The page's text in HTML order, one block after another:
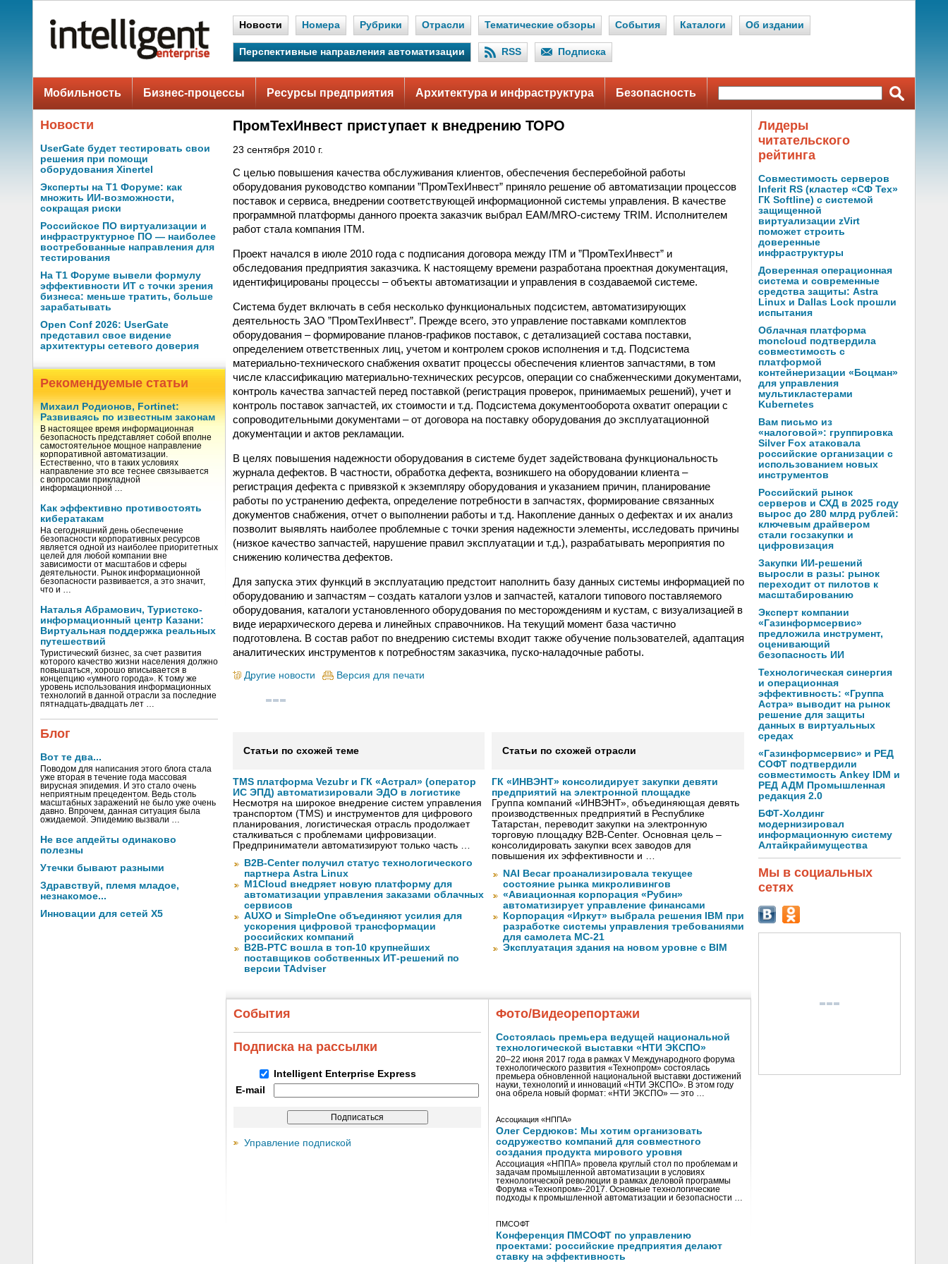
Новости Номера Рубрики Отрасли Тематические обзоры События Каталоги Об издании
Перспективные направления автоматизации RSS Подписка
Мобильность Бизнес-процессы Ресурсы предприятия Архитектура и инфраструктура Безопасность
Новости
UserGate будет тестировать свои
решения при помощи
оборудования Xinertel
Эксперты на Т1 Форуме: как
множить ИИ-возможности,
сокращая риски
Российское ПО виртуализации и
инфраструктурное ПО — наиболее
востребованные направления для
тестирования
На Т1 Форуме вывели формулу
эффективности ИТ с точки зрения
бизнеса: меньше тратить, больше
зарабатывать
Open Conf 2026: UserGate
представил свое видение
архитектуры сетевого доверия
Рекомендуемые статьи
Михаил Родионов, Fortinet:
Развиваясь по известным законам
В настоящее время информационная
безопасность представляет собой вполне
самостоятельное мощное направление
корпоративной автоматизации.
Естественно, что в таких условиях
направление это все теснее связывается
с вопросами прикладной
информационной …
Как эффективно противостоять
кибератакам
На сегодняшний день обеспечение
безопасности корпоративных ресурсов
является одной из наиболее приоритетных
целей для любой компании вне
зависимости от масштабов и сферы
деятельности. Рынок информационной
безопасности развивается, а это значит,
что и …
Наталья Абрамович, Туристско-
информационный центр Казани:
Виртуальная поддержка реальных
путешествий
Туристический бизнес, за счет развития
которого качество жизни населения должно
повышаться, хорошо вписывается в
концепцию «умного города». К тому же
уровень использования информационных
технологий в данной отрасли за последние
пятнадцать-двадцать лет …
Блог
Вот те два...
Поводом для написания этого блога стала
уже вторая в течение года массовая
вирусная эпидемия. И это стало очень
неприятным прецедентом. Ведь столь
масштабных заражений не было уже очень
давно. Впрочем, данная ситуация была
ожидаемой. Эпидемию вызвали …
Не все апдейты одинаково
полезны
Утечки бывают разными
Здравствуй, племя младое,
незнакомое...
Инновации для сетей X5
ПромТехИнвест приступает к внедрению ТОРО
23 сентября 2010 г.
С целью повышения качества обслуживания клиентов, обеспечения бесперебойной работы
оборудования руководство компании ”ПромТехИнвест” приняло решение об автоматизации процессов
поставок и сервиса, внедрении соответствующей информационной системы управления. В качестве
программной платформы данного проекта заказчик выбрал EAM/MRO-систему TRIM. Исполнителем
работ стала компания ITM.
Проект начался в июле 2010 года с подписания договора между ITM и ”ПромТехИнвест” и
обследования предприятия заказчика. К настоящему времени разработана проектная документация,
идентифицированы процессы – объекты автоматизации и управления в создаваемой системе.
Система будет включать в себя несколько функциональных подсистем, автоматизирующих
деятельность ЗАО ”ПромТехИнвест”. Прежде всего, это управление поставками комплектов
оборудования – формирование планов-графиков поставок, с детализацией состава поставки,
определением ответственных лиц, учетом и контролем сроков исполнения и т.д. Подсистема
материально-технического снабжения охватит процессы обеспечения клиентов запчастями, в том
числе классификацию материально-технических ресурсов, операции со снабженческими документами,
контроль качества запчастей перед поставкой (регистрация проверок, принимаемых решений), учет и
контроль поставок запчастей, их стоимости и т.д. Подсистема документооборота охватит операции с
сопроводительными документами – от договора на поставку оборудования до эксплуатационной
документации и актов рекламации.
В целях повышения надежности оборудования в системе будет задействована функциональность
журнала дефектов. В частности, обработка дефекта, возникшего на оборудовании клиента –
регистрация дефекта с привязкой к экземпляру оборудования и указанием причин, планирование
работы по устранению дефекта, определение потребности в запчастях, формирование связанных
документов снабжения, отчет о выполнении работы и т.д. Накопление данных о дефектах и их анализ
позволит выявлять наиболее проблемные с точки зрения надежности элементы, исследовать причины
(низкое качество запчастей, нарушение правил эксплуатации и т.д.), разрабатывать мероприятия по
снижению количества дефектов.
Для запуска этих функций в эксплуатацию предстоит наполнить базу данных системы информацией по
оборудованию и запчастям – создать каталоги узлов и запчастей, каталоги типового поставляемого
оборудования, каталоги установленного оборудования по месторождениям и кустам, с визуализацией в
виде иерархического дерева и линейных справочников. На текущий момент база частично
подготовлена. В состав работ по внедрению системы входит также обучение пользователей, адаптация
аналитических инструментов к потребностям заказчика, пуско-наладочные работы.
Другие новости Версия для печати
Статьи по схожей теме
TMS платформа Vezubr и ГК «Астрал» (оператор
ИС ЭПД) автоматизировали ЭДО в логистике
Несмотря на широкое внедрение систем управления
транспортом (TMS) и инструментов для цифрового
планирования, логистическая отрасль продолжает
сталкиваться с проблемами цифровизации.
Предприниматели автоматизируют только часть …
B2B-Center получил статус технологического
партнера Astra Linux
M1Cloud внедряет новую платформу для
автоматизации управления заказами облачных
сервисов
AUXO и SimpleOne объединяют усилия для
ускорения цифровой трансформации
российских компаний
B2B-РТС вошла в топ-10 крупнейших
поставщиков собственных ИТ-решений по
версии TAdviser
Статьи по схожей отрасли
ГК «ИНВЭНТ» консолидирует закупки девяти
предприятий на электронной площадке
Группа компаний «ИНВЭНТ», объединяющая девять
производственных предприятий в Республике
Татарстан, переводит закупки на электронную
торговую площадку B2B-Center. Основная цель –
консолидировать закупки всех заводов для
повышения их эффективности и …
NAI Becar проанализировала текущее
состояние рынка микроливингов
«Авиационная корпорация «Рубин»
автоматизирует управление финансами
Корпорация «Иркут» выбрала решения IBM при
разработке системы управления требованиями
для самолета МС-21
Эксплуатация здания на новом уровне с BIM
События
Подписка на рассылки
Intelligent Enterprise Express
E-mail
Управление подпиской
Фото/Видеорепортажи
Состоялась премьера ведущей национальной
технологической выставки «НТИ ЭКСПО»
20–22 июня 2017 года в рамках V Международного форума
технологического развития «Технопром» состоялась
премьера обновленной национальной выставки достижений
науки, технологий и инноваций «НТИ ЭКСПО». В этом году
она обрела новый формат: «НТИ ЭКСПО» — это …
Ассоциация «НППА»
Олег Сердюков: Мы хотим организовать
содружество компаний для совместного
создания продукта мирового уровня
Ассоциация «НППА» провела круглый стол по проблемам и
задачам промышленной автоматизации в условиях
технологической революции в рамках деловой программы
Форума «Технопром»-2017. Основные технологические
подходы к промышленной автоматизации и безопасности …
ПМСОФТ
Конференция ПМСОФТ по управлению
проектами: российские предприятия делают
ставку на эффективность
Лидеры
читательского
рейтинга
Совместимость серверов
Inferit RS (кластер «СФ Тех»
ГК Softline) с системой
защищенной
виртуализации zVirt
поможет строить
доверенные
инфраструктуры
Доверенная операционная
система и современные
средства защиты: Astra
Linux и Dallas Lock прошли
испытания
Облачная платформа
moncloud подтвердила
совместимость с
платформой
контейнеризации «Боцман»
для управления
мультикластерами
Kubernetes
Вам письмо из
«налоговой»: группировка
Silver Fox атаковала
российские организации с
использованием новых
инструментов
Российский рынок
серверов и СХД в 2025 году
вырос до 280 млрд рублей:
ключевым драйвером
стали госзакупки и
цифровизация
Закупки ИИ-решений
выросли в разы: рынок
переходит от пилотов к
масштабированию
Эксперт компании
«Газинформсервис»
предложила инструмент,
оценивающий
безопасность ИИ
Технологическая синергия
и операционная
эффективность: «Группа
Астра» выводит на рынок
решение для защиты
данных в виртуальных
средах
«Газинформсервис» и РЕД
СОФТ подтвердили
совместимость Ankey IDM и
РЕД АДМ Промышленная
редакция 2.0
БФТ-Холдинг
модернизировал
информационную систему
Алтайкрайимущества
Мы в социальных
сетях